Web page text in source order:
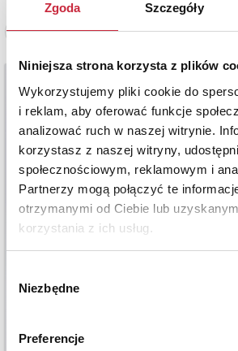
Zgoda Szczegóły
Niniejsza strona korzysta z plików
Wykorzystujemy pliki cookie do
i reklam, aby oferować funkcje
analizować ruch w naszej witrynie.
korzystasz z naszej witryny,
społecznościowym, reklamowym i
Partnerzy mogą połączyć te
otrzymanymi od Ciebie lub
korzystania z ich usług.
zgody
Niezbędne
Preferencje
Zobacz pełne informacje